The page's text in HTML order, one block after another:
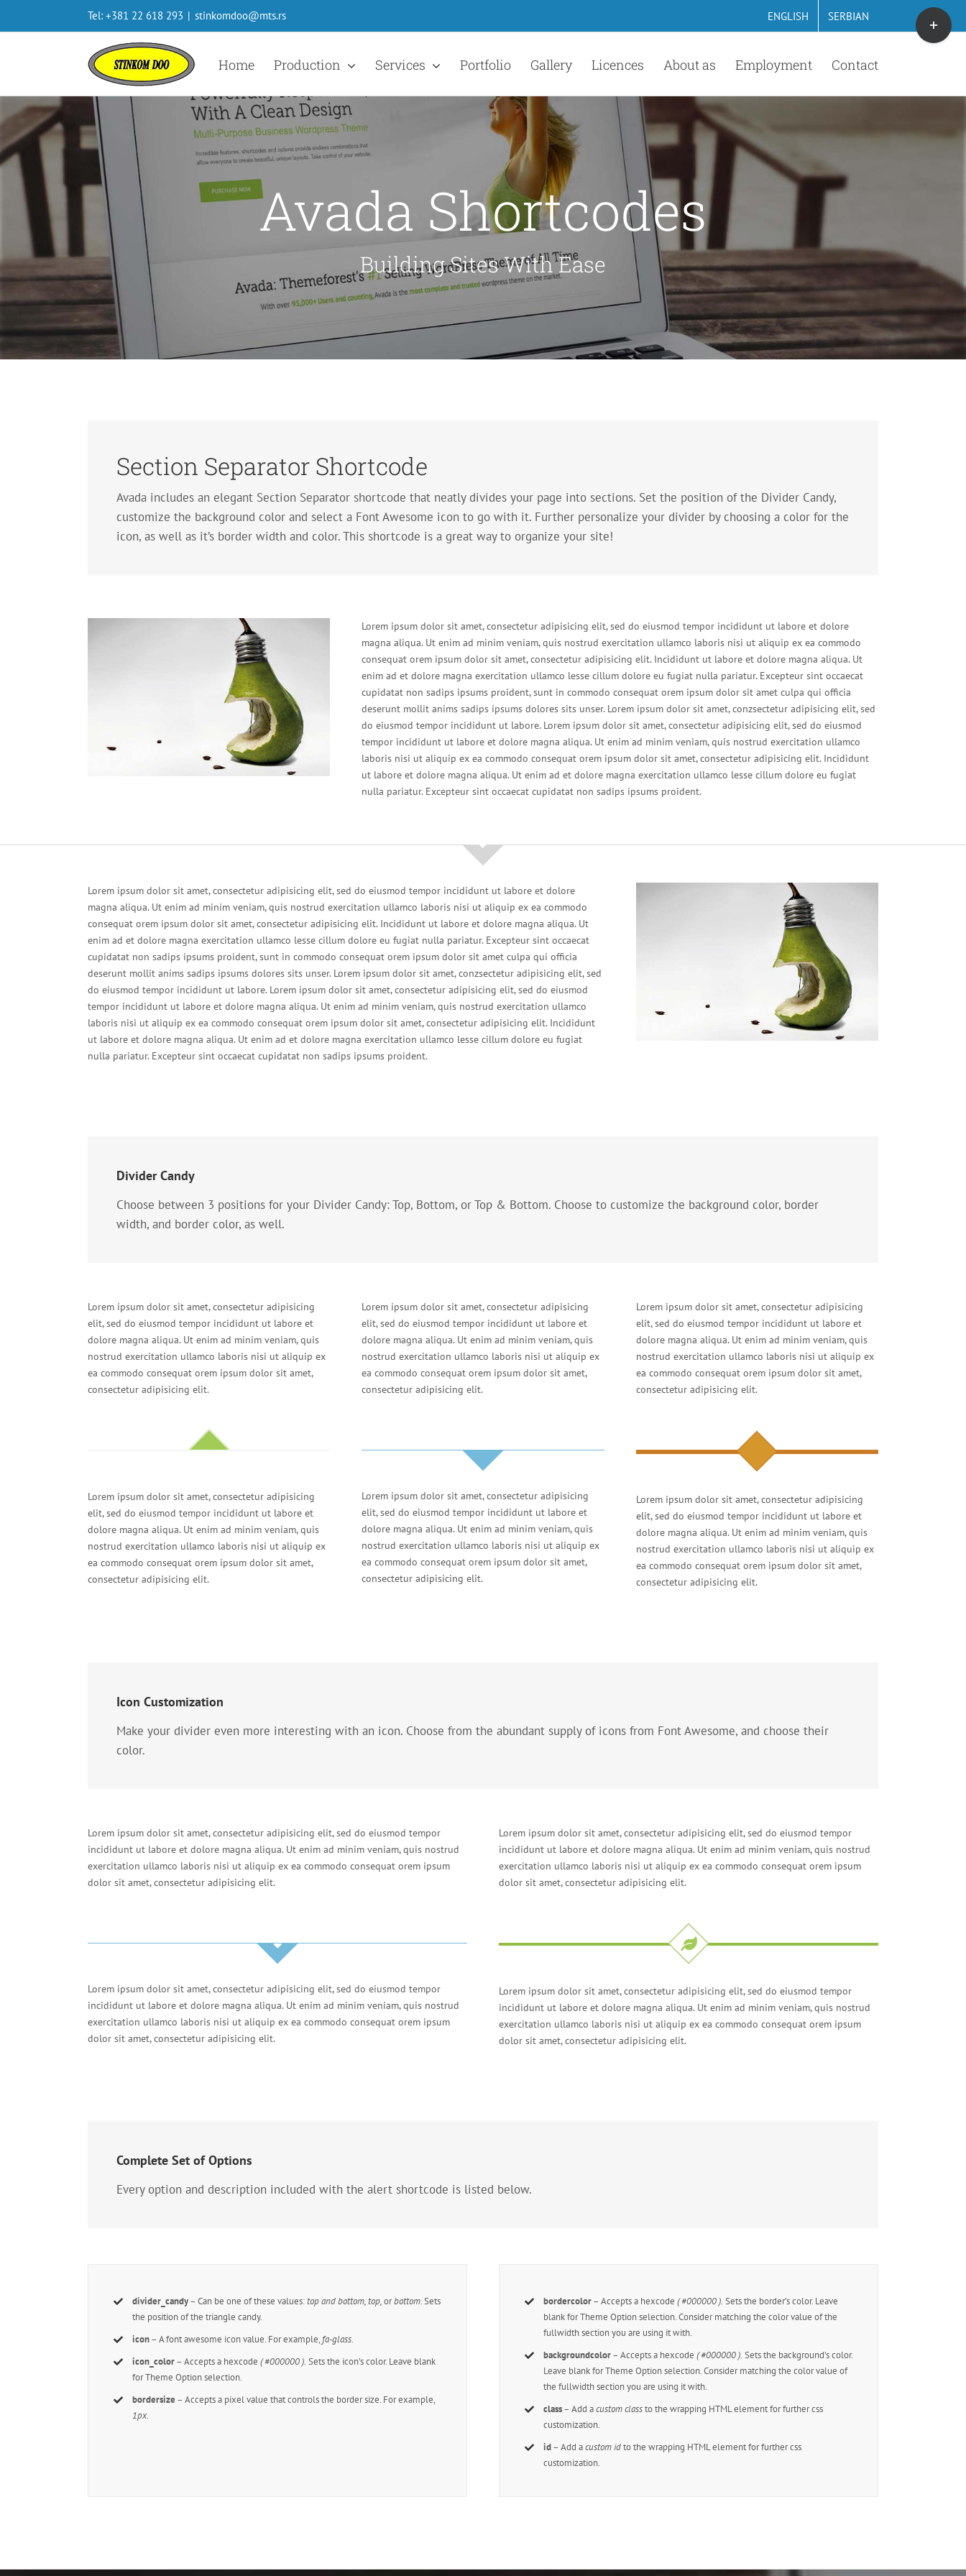
Tel: +381 22 618 293 | stinkomdoo@mts.rs ENGLISH SERBIAN
Home Production Services Portfolio Gallery Licences About as Employment Contact
Avada Shortcodes
Building Sites With Ease
Section Separator Shortcode
Avada includes an elegant Section Separator shortcode that neatly divides your page into sections. Set the position of the Divider Candy,
customize the background color and select a Font Awesome icon to go with it. Further personalize your divider by choosing a color for the
icon, as well as it’s border width and color. This shortcode is a great way to organize your site!
Lorem ipsum dolor sit amet, consectetur adipisicing elit, sed do eiusmod tempor incididunt ut labore et dolore
magna aliqua. Ut enim ad minim veniam, quis nostrud exercitation ullamco laboris nisi ut aliquip ex ea commodo
consequat orem ipsum dolor sit amet, consectetur adipisicing elit. Incididunt ut labore et dolore magna aliqua. Ut
enim ad et dolore magna exercitation ullamco lesse cillum dolore eu fugiat nulla pariatur. Excepteur sint occaecat
cupidatat non sadips ipsums proident, sunt in commodo consequat orem ipsum dolor sit amet culpa qui officia
deserunt mollit anims sadips ipsums dolores sits unser. Lorem ipsum dolor sit amet, conzsectetur adipisicing elit, sed
do eiusmod tempor incididunt ut labore. Lorem ipsum dolor sit amet, consectetur adipisicing elit, sed do eiusmod
tempor incididunt ut labore et dolore magna aliqua. Ut enim ad minim veniam, quis nostrud exercitation ullamco
laboris nisi ut aliquip ex ea commodo consequat orem ipsum dolor sit amet, consectetur adipisicing elit. Incididunt
ut labore et dolore magna aliqua. Ut enim ad et dolore magna exercitation ullamco lesse cillum dolore eu fugiat
nulla pariatur. Excepteur sint occaecat cupidatat non sadips ipsums proident.
Lorem ipsum dolor sit amet, consectetur adipisicing elit, sed do eiusmod tempor incididunt ut labore et dolore
magna aliqua. Ut enim ad minim veniam, quis nostrud exercitation ullamco laboris nisi ut aliquip ex ea commodo
consequat orem ipsum dolor sit amet, consectetur adipisicing elit. Incididunt ut labore et dolore magna aliqua. Ut
enim ad et dolore magna exercitation ullamco lesse cillum dolore eu fugiat nulla pariatur. Excepteur sint occaecat
cupidatat non sadips ipsums proident, sunt in commodo consequat orem ipsum dolor sit amet culpa qui officia
deserunt mollit anims sadips ipsums dolores sits unser. Lorem ipsum dolor sit amet, conzsectetur adipisicing elit, sed
do eiusmod tempor incididunt ut labore. Lorem ipsum dolor sit amet, consectetur adipisicing elit, sed do eiusmod
tempor incididunt ut labore et dolore magna aliqua. Ut enim ad minim veniam, quis nostrud exercitation ullamco
laboris nisi ut aliquip ex ea commodo consequat orem ipsum dolor sit amet, consectetur adipisicing elit. Incididunt
ut labore et dolore magna aliqua. Ut enim ad et dolore magna exercitation ullamco lesse cillum dolore eu fugiat
nulla pariatur. Excepteur sint occaecat cupidatat non sadips ipsums proident.
Divider Candy
Choose between 3 positions for your Divider Candy: Top, Bottom, or Top & Bottom. Choose to customize the background color, border
width, and border color, as well.
Lorem ipsum dolor sit amet, consectetur adipisicing
elit, sed do eiusmod tempor incididunt ut labore et
dolore magna aliqua. Ut enim ad minim veniam, quis
nostrud exercitation ullamco laboris nisi ut aliquip ex
ea commodo consequat orem ipsum dolor sit amet,
consectetur adipisicing elit.
Lorem ipsum dolor sit amet, consectetur adipisicing
elit, sed do eiusmod tempor incididunt ut labore et
dolore magna aliqua. Ut enim ad minim veniam, quis
nostrud exercitation ullamco laboris nisi ut aliquip ex
ea commodo consequat orem ipsum dolor sit amet,
consectetur adipisicing elit.
Lorem ipsum dolor sit amet, consectetur adipisicing
elit, sed do eiusmod tempor incididunt ut labore et
dolore magna aliqua. Ut enim ad minim veniam, quis
nostrud exercitation ullamco laboris nisi ut aliquip ex
ea commodo consequat orem ipsum dolor sit amet,
consectetur adipisicing elit.
Lorem ipsum dolor sit amet, consectetur adipisicing
elit, sed do eiusmod tempor incididunt ut labore et
dolore magna aliqua. Ut enim ad minim veniam, quis
nostrud exercitation ullamco laboris nisi ut aliquip ex
ea commodo consequat orem ipsum dolor sit amet,
consectetur adipisicing elit.
Lorem ipsum dolor sit amet, consectetur adipisicing
elit, sed do eiusmod tempor incididunt ut labore et
dolore magna aliqua. Ut enim ad minim veniam, quis
nostrud exercitation ullamco laboris nisi ut aliquip ex
ea commodo consequat orem ipsum dolor sit amet,
consectetur adipisicing elit.
Lorem ipsum dolor sit amet, consectetur adipisicing
elit, sed do eiusmod tempor incididunt ut labore et
dolore magna aliqua. Ut enim ad minim veniam, quis
nostrud exercitation ullamco laboris nisi ut aliquip ex
ea commodo consequat orem ipsum dolor sit amet,
consectetur adipisicing elit.
Icon Customization
Make your divider even more interesting with an icon. Choose from the abundant supply of icons from Font Awesome, and choose their
color.
Lorem ipsum dolor sit amet, consectetur adipisicing elit, sed do eiusmod tempor
incididunt ut labore et dolore magna aliqua. Ut enim ad minim veniam, quis nostrud
exercitation ullamco laboris nisi ut aliquip ex ea commodo consequat orem ipsum
dolor sit amet, consectetur adipisicing elit.
Lorem ipsum dolor sit amet, consectetur adipisicing elit, sed do eiusmod tempor
incididunt ut labore et dolore magna aliqua. Ut enim ad minim veniam, quis nostrud
exercitation ullamco laboris nisi ut aliquip ex ea commodo consequat orem ipsum
dolor sit amet, consectetur adipisicing elit.
Lorem ipsum dolor sit amet, consectetur adipisicing elit, sed do eiusmod tempor
incididunt ut labore et dolore magna aliqua. Ut enim ad minim veniam, quis nostrud
exercitation ullamco laboris nisi ut aliquip ex ea commodo consequat orem ipsum
dolor sit amet, consectetur adipisicing elit.
Lorem ipsum dolor sit amet, consectetur adipisicing elit, sed do eiusmod tempor
incididunt ut labore et dolore magna aliqua. Ut enim ad minim veniam, quis nostrud
exercitation ullamco laboris nisi ut aliquip ex ea commodo consequat orem ipsum
dolor sit amet, consectetur adipisicing elit.
Complete Set of Options
Every option and description included with the alert shortcode is listed below.
divider_candy– Can be one of these values:top and bottom, top,orbottom. Sets
the position of the triangle candy.
icon– A font awesome icon value. For example, fa-glass.
icon_color– Accepts a hexcode( #000000 ). Sets the icon’s color. Leave blank
for Theme Option selection.
bordersize – Accepts a pixel value that controls the border size. For example,
1px.
bordercolor– Accepts a hexcode( #000000 ). Sets the border’s color. Leave
blank for Theme Option selection. Consider matching the color value of the
fullwidth section you are using it with.
backgroundcolor– Accepts a hexcode( #000000 ). Sets the background’s color.
Leave blank for Theme Option selection. Consider matching the color value of
the fullwidth section you are using it with.
class– Add acustom classto the wrapping HTML element for further css
customization.
id– Add acustom idto the wrapping HTML element for further css
customization.
Toggle
Sliding